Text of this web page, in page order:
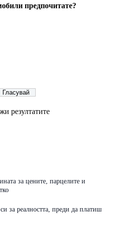
предпочитате?
резултатите
за цените, парцелите и
за реалността, преди да платиш